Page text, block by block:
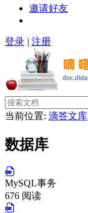
邀请好友
登录 | 注册
当前位置: 滴答文库
数据库
MySQL事务
676 阅读